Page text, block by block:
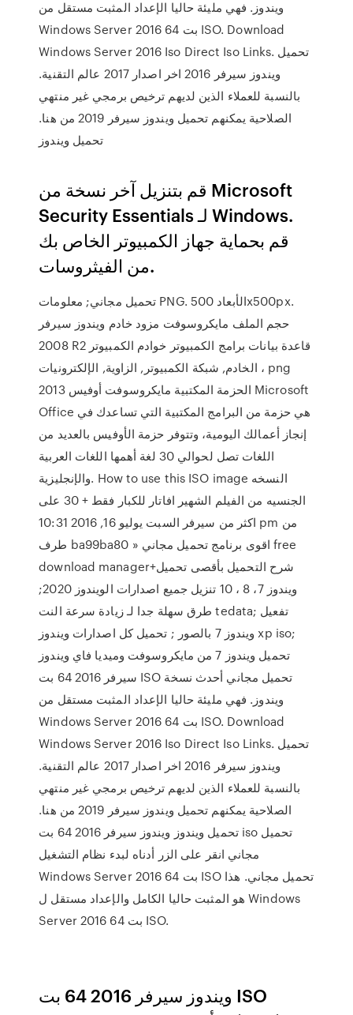
ويندوز. فهي مليئة حاليا الإعداد المثبت مستقل من
Windows Server 2016 64 بت ISO. Download
Windows Server 2016 Iso Direct Iso Links. تحميل
ويندوز سيرفر 2016 اخر اصدار 2017 عالم التقنية.
بالنسبة للعملاء الذين لديهم ترخيص برمجي غير منتهي
الصلاحية يمكنهم تحميل ويندوز سيرفر 2019 من هنا.
تحميل ويندوز
قم بتنزيل آخر نسخة من Microsoft
Security Essentials لـ Windows.
قم بحماية جهاز الكمبيوتر الخاص بك
من الفيثروسات.
تحميل مجاني; معلومات PNG. الأبعاد 500x500px.
حجم الملف مايكروسوفت مزود خادم ويندوز سيرفر
2008 R2 قاعدة بيانات برامج الكمبيوتر خوادم الكمبيوتر
، الخادم, شبكة الكمبيوتر, الزاوية, الإلكترونيات png
الحزمة المكتبية مايكروسوفت أوفيس 2013 Microsoft
Office هي حزمة من البرامج المكتبية التي تساعدك في
إنجاز أعمالك اليومية، وتتوفر حزمة الأوفيس بالعديد من
اللغات تصل لحوالي 30 لغة أهمها اللغات العربية
والإنجليزية. How to use this ISO image النسخه
الجنسيه من الفيلم الشهير افاتار للكبار فقط + 30 على
اكثر من سيرفر السبت يوليو 16, 2016 10:31 pm من
طرف ba99ba80 » اقوى برنامج تحميل مجاني free
download manager+شرح التحميل بأقصى تحميل
ويندوز 7، 8 ، 10 تنزيل جميع اصدارات الويندوز 2020;
طرق سهلة جدا لـ زيادة سرعة النت tedata; تفعيل
ويندوز 7 بالصور ; تحميل كل اصدارات ويندوز xp iso;
تحميل ويندوز 7 من مايكروسوفت وميديا فاي ويندوز
سيرفر 2016 64 بت ISO تحميل مجاني أحدث نسخة
ويندوز. فهي مليئة حاليا الإعداد المثبت مستقل من
Windows Server 2016 64 بت ISO. Download
Windows Server 2016 Iso Direct Iso Links. تحميل
ويندوز سيرفر 2016 اخر اصدار 2017 عالم التقنية.
بالنسبة للعملاء الذين لديهم ترخيص برمجي غير منتهي
الصلاحية يمكنهم تحميل ويندوز سيرفر 2019 من هنا.
تحميل ويندوز ويندوز سيرفر 2016 64 بت iso تحميل
مجاني انقر على الزر أدناه لبدء نظام التشغيل
Windows Server 2016 64 بت ISO تحميل مجاني. هذا
هو المثبت حاليا الكامل والإعداد مستقل ل Windows
Server 2016 64 بت ISO.
ويندوز سيرفر 2016 64 بت ISO